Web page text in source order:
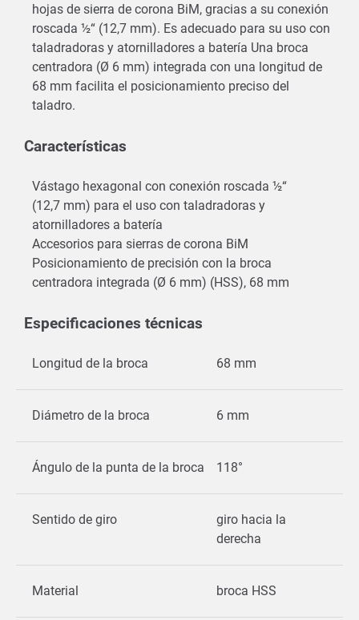
hojas de sierra de corona BiM, gracias a su conexión
roscada ½“ (12,7 mm). Es adecuado para su uso con
taladradoras y atornilladores a batería Una broca
centradora (Ø 6 mm) integrada con una longitud de
68 mm facilita el posicionamiento preciso del
taladro.
Características
Vástago hexagonal con conexión roscada ½“
(12,7 mm) para el uso con taladradoras y
atornilladores a batería
Accesorios para sierras de corona BiM
Posicionamiento de precisión con la broca
centradora integrada (Ø 6 mm) (HSS), 68 mm
Especificaciones técnicas
Longitud de la broca 68 mm
Diámetro de la broca 6 mm
Ángulo de la punta de la broca 118°
Sentido de giro
giro hacia la
derecha
Material broca HSS